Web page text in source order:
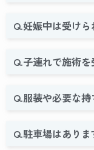
Q.妊娠中は受けら
Q.子連れで施術
Q.服装や必要な
Q.駐車場はありま